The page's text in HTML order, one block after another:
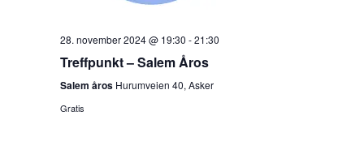
28. november 2024 @ 19:30 -21:30
Treffpunkt – Salem Åros
Salem åros Hurumveien 40, Asker
Gratis